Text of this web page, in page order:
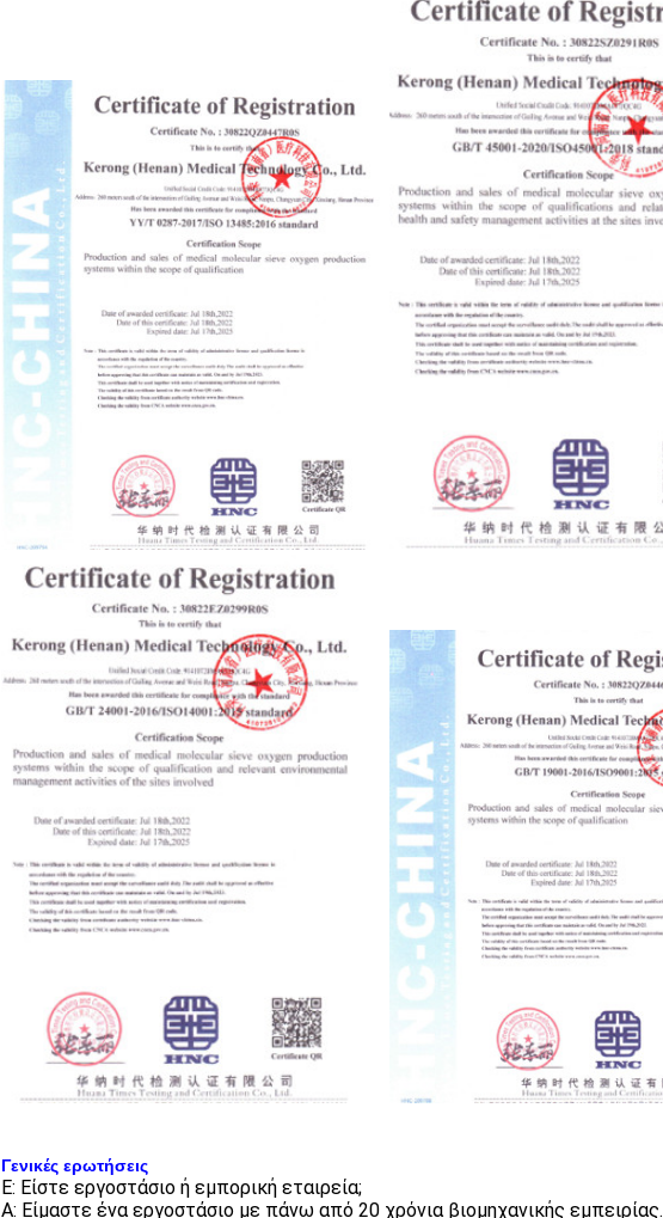
Γενικές ερωτήσεις
Ε: Είστε εργοστάσιο ή εμπορική εταιρεία;
Α: Είμαστε ένα εργοστάσιο με πάνω από 20 χρόνια βιομηχανικής εμπειρίας.